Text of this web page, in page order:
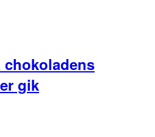
chokoladens
gik